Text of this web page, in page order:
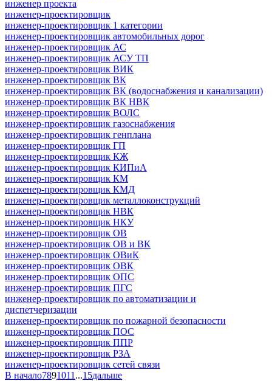
инженер проекта
инженер-проектировщик
инженер-проектировщик 1 категории
инженер-проектировщик автомобильных дорог
инженер-проектировщик АС
инженер-проектировщик АСУ ТП
инженер-проектировщик ВИК
инженер-проектировщик ВК
инженер-проектировщик ВК (водоснабжения и канализации)
инженер-проектировщик ВК НВК
инженер-проектировщик ВОЛС
инженер-проектировщик газоснабжения
инженер-проектировщик генплана
инженер-проектировщик ГП
инженер-проектировщик КЖ
инженер-проектировщик КИПиА
инженер-проектировщик КМ
инженер-проектировщик КМД
инженер-проектировщик металлоконструкций
инженер-проектировщик НВК
инженер-проектировщик НКУ
инженер-проектировщик ОВ
инженер-проектировщик ОВ и ВК
инженер-проектировщик ОВиК
инженер-проектировщик ОВК
инженер-проектировщик ОПС
инженер-проектировщик ПГС
инженер-проектировщик по автоматизации и
диспетчеризации
инженер-проектировщик по пожарной безопасности
инженер-проектировщик ПОС
инженер-проектировщик ППР
инженер-проектировщик РЗА
инженер-проектировщик сетей связи
В начало7891011 ...15дальше